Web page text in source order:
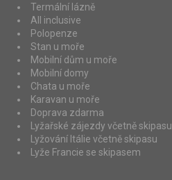
Termální lázně
All inclusive
Polopenze
Stan u moře
Mobilní dům u moře
Mobilní domy
Chata u moře
Karavan u moře
Doprava zdarma
Lyžařské zájezdy včetně skipasu
Lyžování Itálie včetně skipasu
Lyže Francie se skipasem